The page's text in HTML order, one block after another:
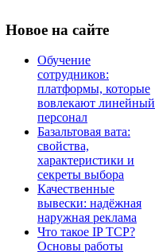
Новое на сайте
Обучение
сотрудников:
платформы, которые
вовлекают линейный
персонал
Базальтовая вата:
свойства,
характеристики и
секреты выбора
Качественные
вывески: надёжная
наружная реклама
Что такое IP TCP?
Основы работы